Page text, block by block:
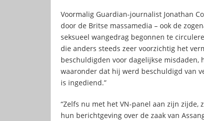
Voormalig Guardian-journalist Jonathan
door de Britse massamedia – ook de
seksueel wangedrag begonnen te
die anders steeds zeer voorzichtig het
beschuldigden voor dagelijkse
waaronder dat hij werd beschuldigd van
is ingediend.”
“Zelfs nu met het VN-panel aan zijn
hun berichtgeving over de zaak van